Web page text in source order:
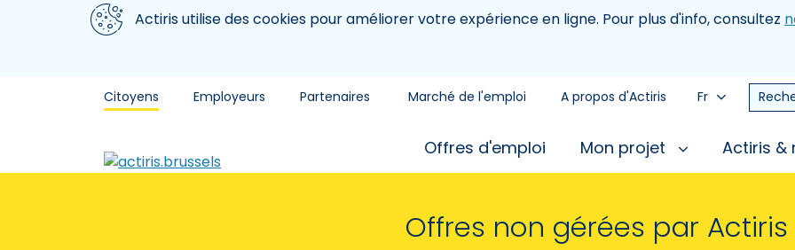
Aller au contenu principal
Nous utilisons des cookiesActiris utilise des cookies pour améliorer votre expérience en ligne. Pour plus d'info, consultez
Citoyens Employeurs Partenaires Marché de l'emploi A propos d'Actiris Fr
Offres d'emploi Mon projet Actiris
Offres non gérées par Actiris